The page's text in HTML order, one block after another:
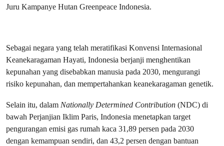
Juru Kampanye Hutan Greenpeace Indonesia.
Sebagai negara yang telah meratifikasi Konvensi Internasional
Keanekaragaman Hayati, Indonesia berjanji menghentikan
kepunahan yang disebabkan manusia pada 2030, mengurangi
risiko kepunahan, dan mempertahankan keanekaragaman genetik.
Selain itu, dalam Nationally Determined Contribution (NDC) di
bawah Perjanjian Iklim Paris, Indonesia menetapkan target
pengurangan emisi gas rumah kaca 31,89 persen pada 2030
dengan kemampuan sendiri, dan 43,2 persen dengan bantuan